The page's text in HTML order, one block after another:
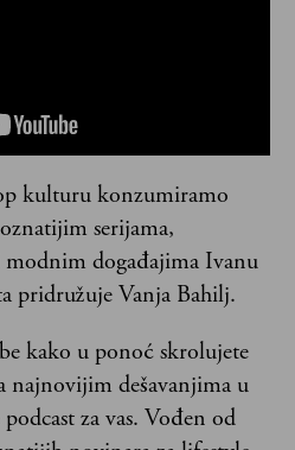
kulturu konzumiramo
serijama,
događajima Ivanu
pridružuje Vanja Bahilj.
kako u ponoć skrolujete
najnovijim dešavanjima u
za vas. Vođen od